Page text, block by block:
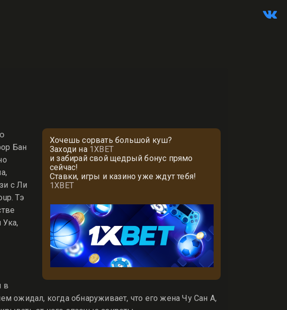
Хочешь сорвать большой куш?
Заходи на 1XBET
и забирай свой щедрый бонус прямо
сейчас!
Ставки, игры и казино уже ждут тебя!
1XBET
Бан
с Ли
Тэ
в
ожидал, когда обнаруживает, что его жена Чу Сан А,